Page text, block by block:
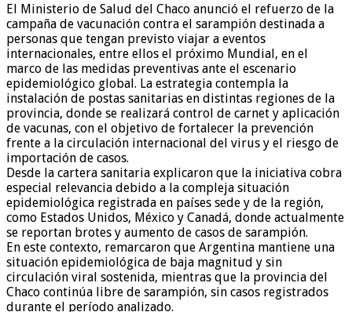
El Ministerio de Salud del Chaco anunció el refuerzo de la
campaña de vacunación contra el sarampión destinada a
personas que tengan previsto viajar a eventos
internacionales, entre ellos el próximo Mundial, en el
marco de las medidas preventivas ante el escenario
epidemiológico global. La estrategia contempla la
instalación de postas sanitarias en distintas regiones de la
provincia, donde se realizará control de carnet y aplicación
de vacunas, con el objetivo de fortalecer la prevención
frente a la circulación internacional del virus y el riesgo de
importación de casos.
Desde la cartera sanitaria explicaron que la iniciativa cobra
especial relevancia debido a la compleja situación
epidemiológica registrada en países sede y de la región,
como Estados Unidos, México y Canadá, donde actualmente
se reportan brotes y aumento de casos de sarampión.
En este contexto, remarcaron que Argentina mantiene una
situación epidemiológica de baja magnitud y sin
circulación viral sostenida, mientras que la provincia del
Chaco continúa libre de sarampión, sin casos registrados
durante el período analizado.